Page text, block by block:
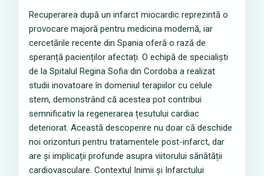
Recuperarea după un infarct miocardic reprezintă o
provocare majoră pentru medicina modernă, iar
cercetările recente din Spania oferă o rază de
speranță pacienților afectați. O echipă de specialiști
de la Spitalul Regina Sofia din Cordoba a realizat
studii inovatoare în domeniul terapiilor cu celule
stem, demonstrând că acestea pot contribui
semnificativ la regenerarea țesutului cardiac
deteriorat. Această descoperire nu doar că deschide
noi orizonturi pentru tratamentele post-infarct, dar
are și implicații profunde asupra viitorului sănătății
cardiovasculare. Contextul Inimii și Infarctului